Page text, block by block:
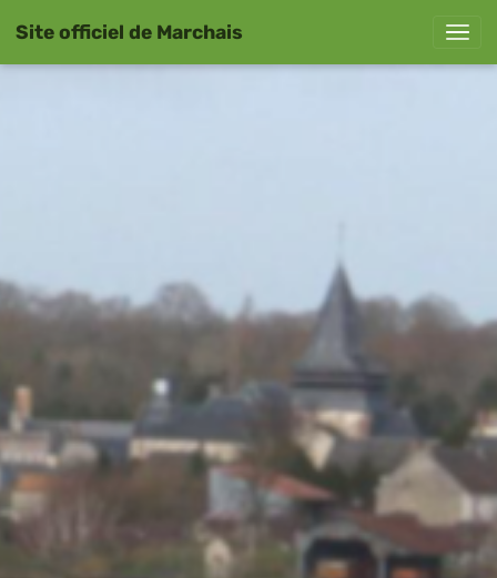
Site officiel de Marchais